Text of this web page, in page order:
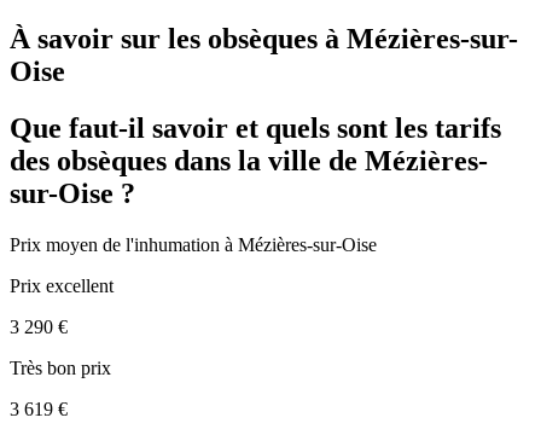
À savoir sur les obsèques à Mézières-sur-
Oise
Que faut-il savoir et quels sont les tarifs
des obsèques dans la ville de Mézières-
sur-Oise ?
Prix moyen de l'inhumation à Mézières-sur-Oise
Prix excellent
3 290 €
Très bon prix
3 619 €